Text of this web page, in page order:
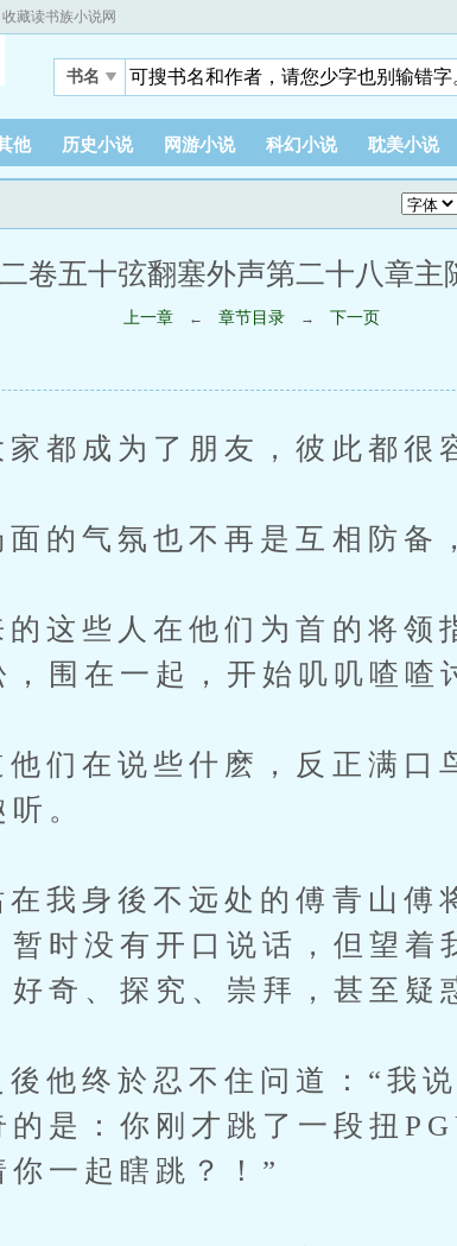
收藏读书族小说网
书名
他 历史小说 网游小说 科幻小说 耽美小说
卷五十弦翻塞外声第二十八章主
上一章 ← 章节目录 → 下一页
为了朋友，彼此都很容
氛也不再是互相防备，
人在他们为首的将领指
围在一起，开始叽叽喳喳
说些什麽，反正满口鸟
。
後不远处的傅青山傅将
时没有开口说话，但望着
奇、探究、崇拜，甚至疑
於忍不住问道：“我说
的是：你刚才跳了一段扭
一起瞎跳？！”